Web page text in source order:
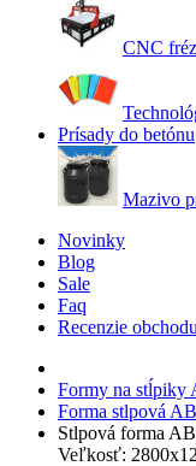
CNC
Prísady do betónu
Mazivo
Novinky
Blog
Sale
Faq
Recenzie obchodu
Formy na stĺpiky
Forma stlpová
Stlpová forma
Veľkosť: